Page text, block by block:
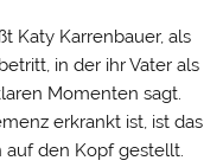
Katy Karrenbauer, als
in der ihr Vater als
Momenten sagt.
erkrankt ist, ist das
auf den Kopf gestellt.